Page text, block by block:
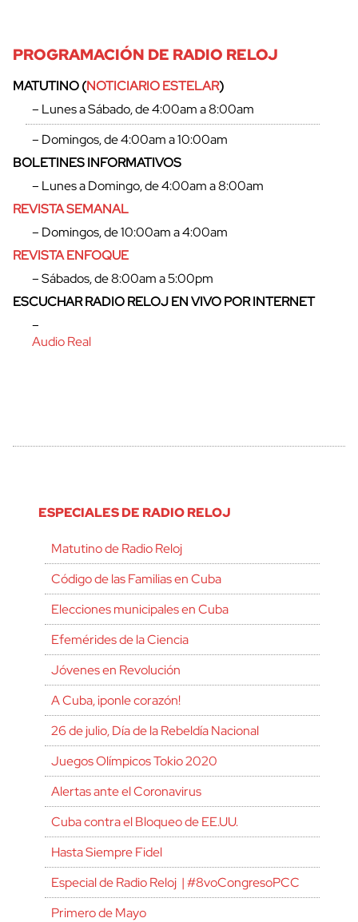
PROGRAMACIÓN DE RADIO RELOJ
MATUTINO (NOTICIARIO ESTELAR)
– Lunes a Sábado, de 4:00am a 8:00am
– Domingos, de 4:00am a 10:00am
BOLETINES INFORMATIVOS
– Lunes a Domingo, de 4:00am a 8:00am
REVISTA SEMANAL
– Domingos, de 10:00am a 4:00am
REVISTA ENFOQUE
– Sábados, de 8:00am a 5:00pm
ESCUCHAR RADIO RELOJ EN VIVO POR INTERNET
–
Audio Real
ESPECIALES DE RADIO RELOJ
Matutino de Radio Reloj
Código de las Familias en Cuba
Elecciones municipales en Cuba
Efemérides de la Ciencia
Jóvenes en Revolución
A Cuba, ¡ponle corazón!
26 de julio, Día de la Rebeldía Nacional
Juegos Olímpicos Tokio 2020
Alertas ante el Coronavirus
Cuba contra el Bloqueo de EE.UU.
Hasta Siempre Fidel
Especial de Radio Reloj | #8voCongresoPCC
Primero de Mayo